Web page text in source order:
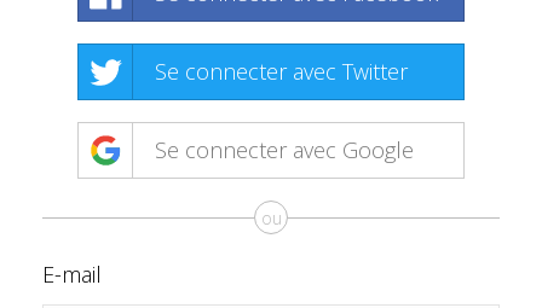
Se connecter avec Twitter
Se connecter avec Google
ou
E-mail